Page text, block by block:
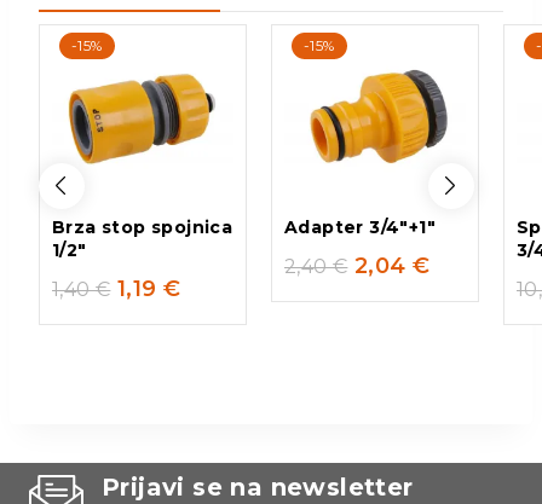
-15%
Brza stop spojnica
1/2″
1,40€ 1,19 €
-15%
Adapter 3/4″+1″
2,40€ 2,04 €
3/
Prijavi se na newsletter